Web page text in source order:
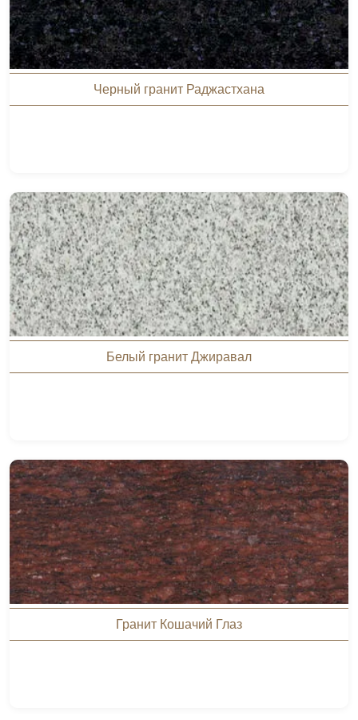
Черный гранит Раджастхана
Белый гранит Джиравал
Гранит Кошачий Глаз